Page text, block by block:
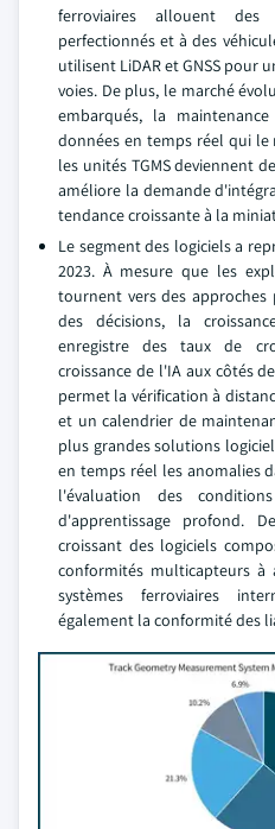
ferroviaires allouent
perfectionnés et à des
utilisent LiDAR et GNSS pour
voies. De plus, le marché
embarqués, la
données en temps réel qui
les unités TGMS deviennent
améliore la demande
tendance croissante à la
Le segment des logiciels a
2023. À mesure que les
tournent vers des
des décisions, la
enregistre des taux de
croissance de l'IA aux côtés
permet la vérification à
et un calendrier de
plus grandes solutions
en temps réel les anomalies
l'évaluation des
d'apprentissage profond.
croissant des logiciels
conformités multicapteurs à
systèmes ferroviaires
également la conformité des